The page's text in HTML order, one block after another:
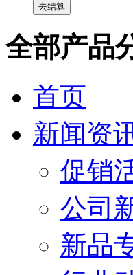
全部产品
首页
新闻资
促销
公司
新品